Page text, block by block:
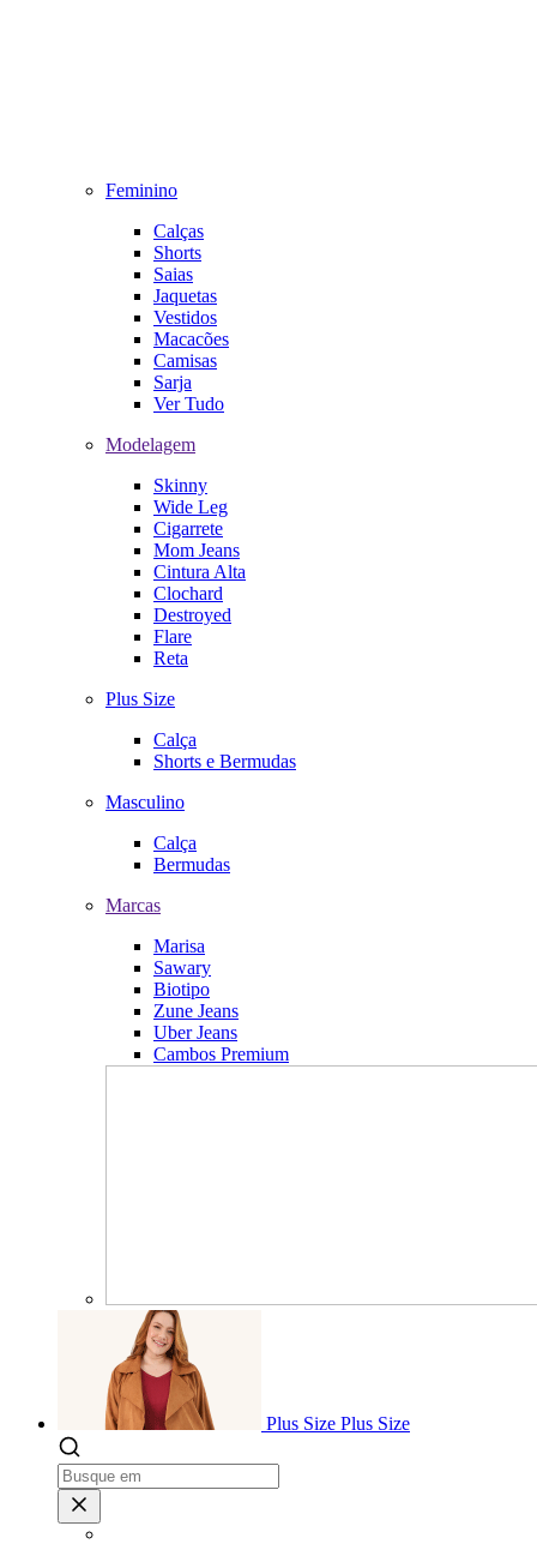
Feminino
Calças
Shorts
Saias
Jaquetas
Vestidos
Macacões
Camisas
Sarja
Ver Tudo
Modelagem
Skinny
Wide Leg
Cigarrete
Mom Jeans
Cintura Alta
Clochard
Destroyed
Flare
Reta
Plus Size
Calça
Shorts e Bermudas
Masculino
Calça
Bermudas
Marcas
Marisa
Sawary
Biotipo
Zune Jeans
Uber Jeans
Cambos Premium
Plus Size Plus Size